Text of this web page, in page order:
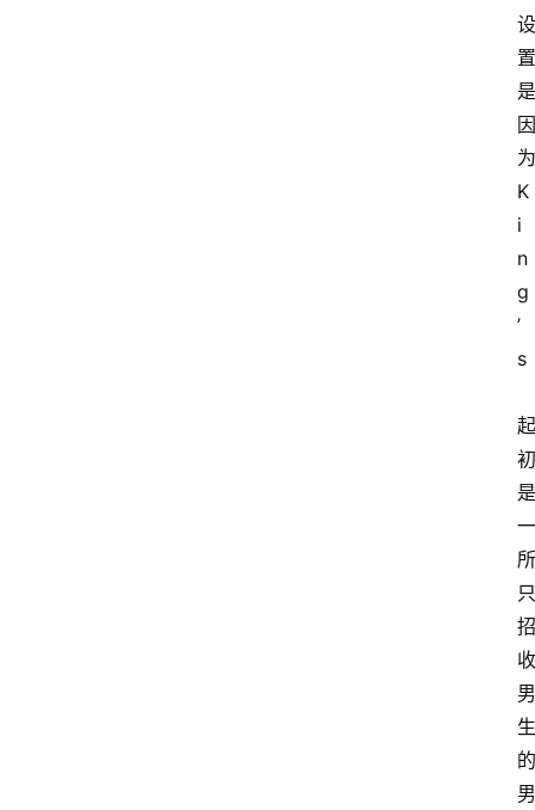
设
置
是
因
为
K
i
n
g
’
s
起
初
是
一
所
只
招
收
男
生
的
男